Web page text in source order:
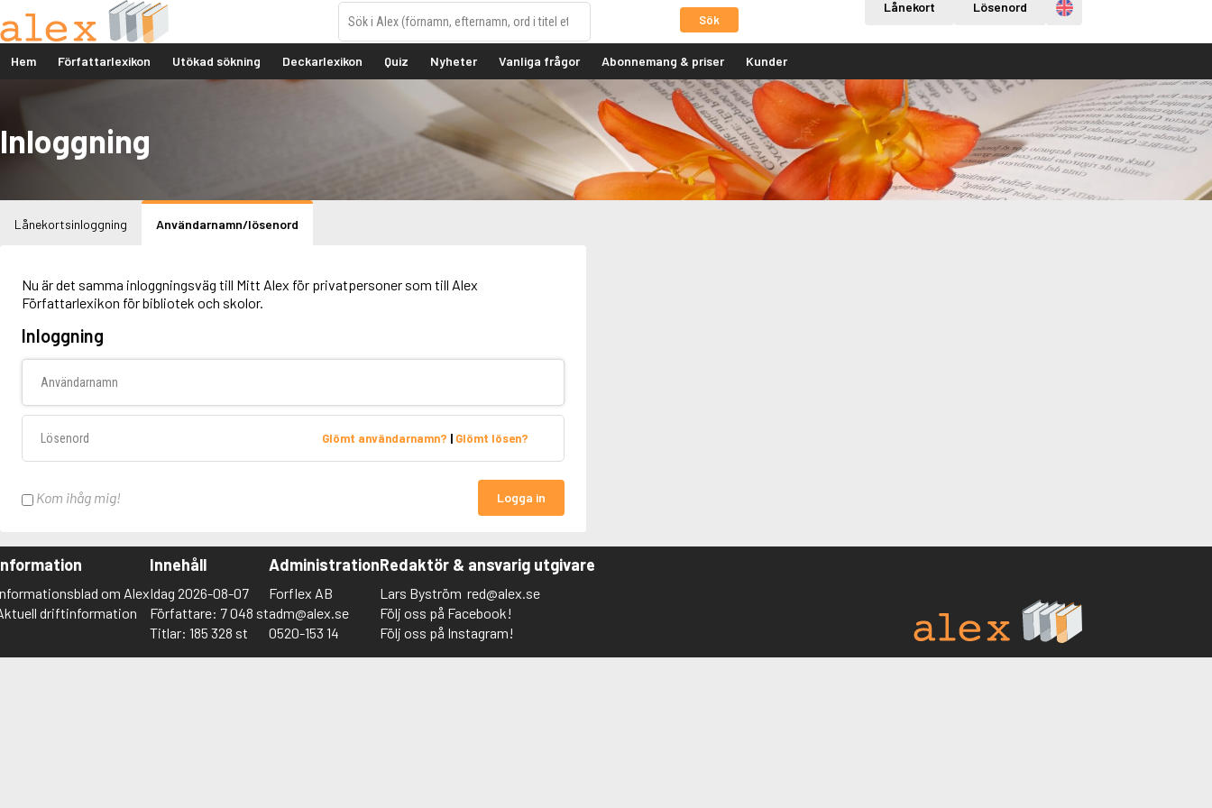
Sök
Lånekort Lösenord Engelska
Hem Författarlexikon Utökad sökning Deckarlexikon Quiz Nyheter Vanliga frågor Abonnemang & priser Kunder
Inloggning
Lånekortsinloggning Användarnamn/lösenord
Nu är det samma inloggningsväg till Mitt Alex för privatpersoner som till Alex
Författarlexikon för bibliotek och skolor.
Inloggning
Glömt användarnamn? | Glömt lösen?
Kom ihåg mig! Logga in
om Alex
driftinformation
Innehåll
Idag 2026-08-07
Författare: 7 048 st
Titlar: 185 328 st
Administration
Forflex AB
adm@alex.se
0520-153 14
Redaktör & ansvarig utgivare
Lars Byström red@alex.se
Följ oss på Facebook!
Följ oss på Instagram!